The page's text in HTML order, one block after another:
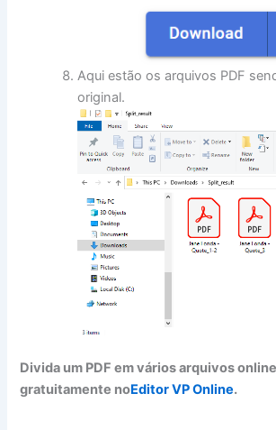
Aqui estão os arquivos PDF
original.
Divida um PDF em vários arquivos
gratuitamente noEditor VP Online.